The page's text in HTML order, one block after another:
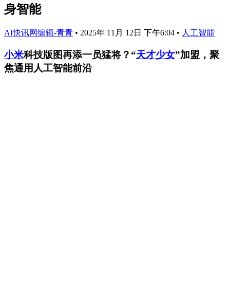
身智能
AI快讯网编辑-青青 • 2025年 11月 12日 下午6:04 • 人工智能
小米科技版图再添一员猛将？“天才少女”加盟，聚
焦通用人工智能前沿